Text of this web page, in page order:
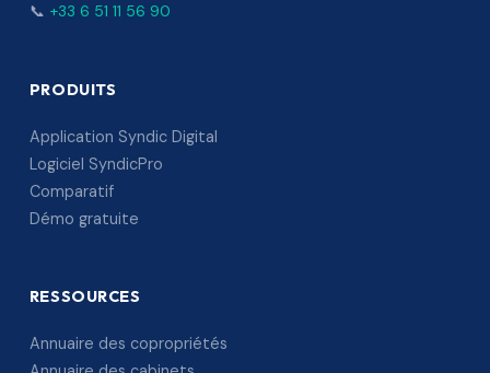
📞 +33 6 51 11 56 90
PRODUITS
Application Syndic Digital
Logiciel SyndicPro
Comparatif
Démo gratuite
RESSOURCES
Annuaire des copropriétés